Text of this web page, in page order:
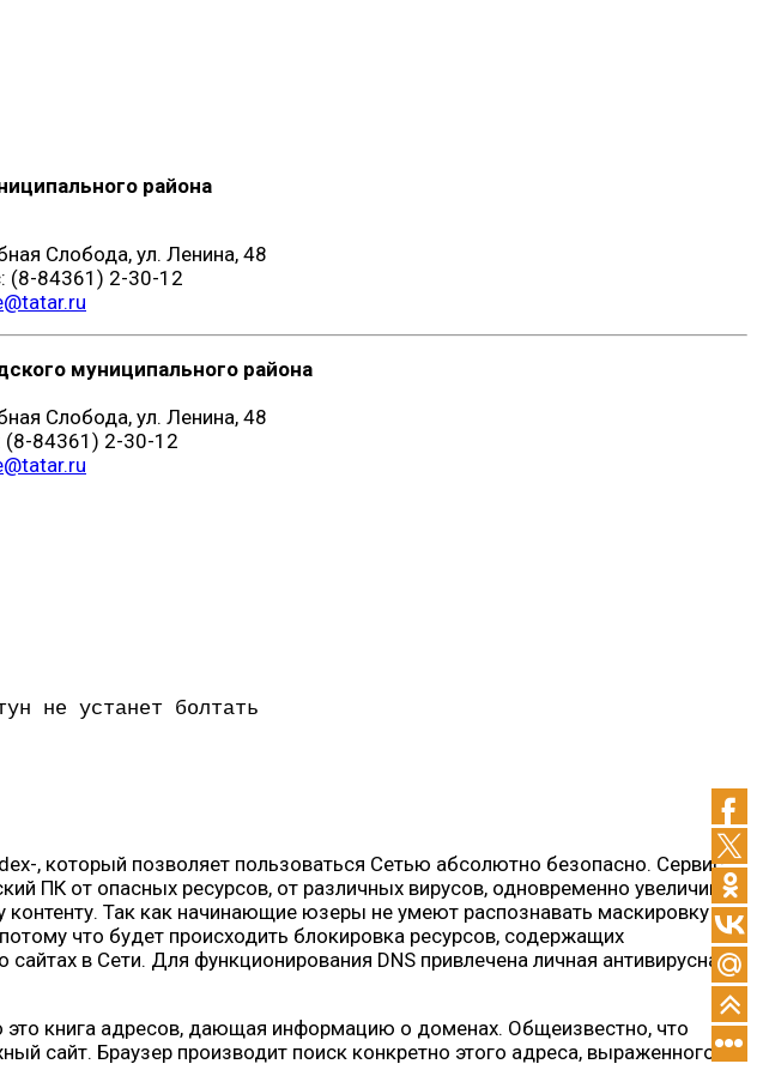
района
Слобода, ул. Ленина, 48
(8-84361) 2-30-12
муниципального района
Слобода, ул. Ленина, 48
(8-84361) 2-30-12
не устанет болтать
, который позволяет пользоваться Сетью абсолютно безопасно. Сервис
ПК от опасных ресурсов, от различных вирусов, одновременно увеличивая
Так как начинающие юзеры не умеют распознавать маскировку
что будет происходить блокировка ресурсов, содержащих
в Сети. Для функционирования DNS привлечена личная антивирусная
книга адресов, дающая информацию о доменах. Общеизвестно, что
сайт. Браузер производит поиск конкретно этого адреса, выраженного в